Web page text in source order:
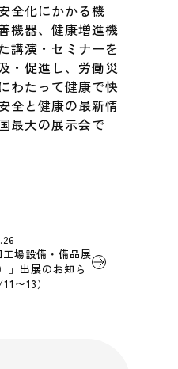
全化にかかる機
機器、健康増進機
講演・セミナーを
・促進し、労働災
わたって健康で快
全と健康の最新情
最大の展示会で
工場設備・備品展
」出展のお知ら
〜13）